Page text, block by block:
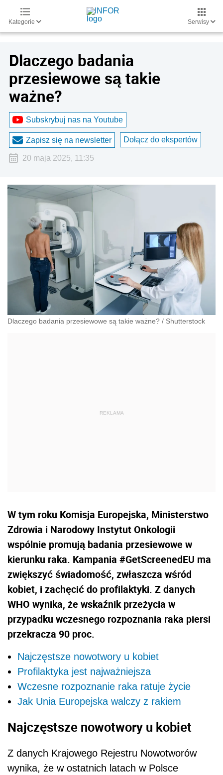
Kategorie Serwisy
Dlaczego badania
przesiewowe są takie
ważne?
Subskrybuj nas na Youtube
Zapisz się na newsletter Dołącz do ekspertów
20 maja 2025, 11:35
Dlaczego badania przesiewowe są takie ważne? / Shutterstock
W tym roku Komisja Europejska, Ministerstwo
Zdrowia i Narodowy Instytut Onkologii
wspólnie promują badania przesiewowe w
kierunku raka. Kampania #GetScreenedEU ma
zwiększyć świadomość, zwłaszcza wśród
kobiet, i zachęcić do profilaktyki. Z danych
WHO wynika, że wskaźnik przeżycia w
przypadku wczesnego rozpoznania raka piersi
przekracza 90 proc.
Najczęstsze nowotwory u kobiet
Profilaktyka jest najważniejsza
Wczesne rozpoznanie raka ratuje życie
Jak Unia Europejska walczy z rakiem
Najczęstsze nowotwory u kobiet
Z danych Krajowego Rejestru Nowotworów
wynika, że w ostatnich latach w Polsce